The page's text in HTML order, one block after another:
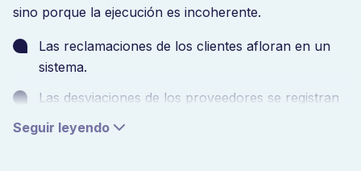
sino porque la ejecución es incoherente.
Las reclamaciones de los clientes afloran en un
sistema.
Las desviaciones de los proveedores se registran
en otro.
Seguir leyendo